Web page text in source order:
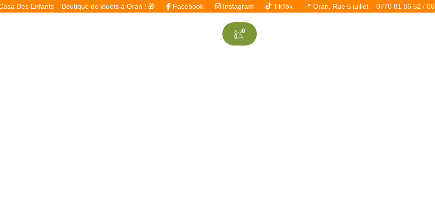
– Boutique de jouets à Oran ! 🎁 Facebook Instagram TikTok 📍 Oran, Rue 5 juillet – 0770 81 86 52 / 0662 39 65 48
0د.ج
0